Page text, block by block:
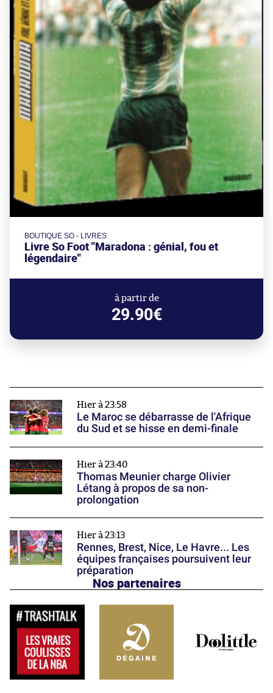
BOUTIQUE SO - LIVRES
Livre So Foot "Maradona : génial, fou et
légendaire"
à partir de
29.90€
Hier à 23:58
Le Maroc se débarrasse de l'Afrique
du Sud et se hisse en demi-finale
Hier à 23:40
Thomas Meunier charge Olivier
Létang à propos de sa non-
prolongation
Hier à 23:13
Rennes, Brest, Nice, Le Havre... Les
équipes françaises poursuivent leur
préparation
Nos partenaires